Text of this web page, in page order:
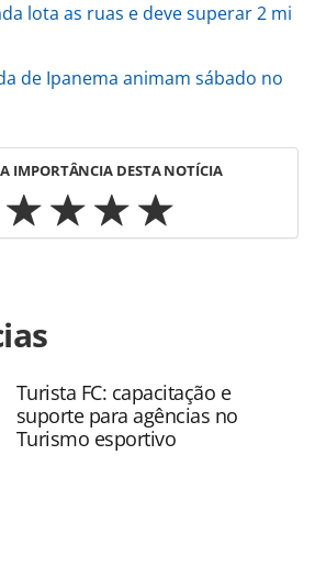
lota as ruas e deve superar 2 mi
de Ipanema animam sábado no
IMPORTÂNCIA DESTA NOTÍCIA
gente/eventos/2023/02/
no-carnaval-do-rio-de-
as ferramentas oferecidas na
produzido pela PANROTAS
legislação brasileira sobre direito
o conteúdo sem autorização da
Turista FC: capacitação e
suporte para agências no
Turismo esportivo